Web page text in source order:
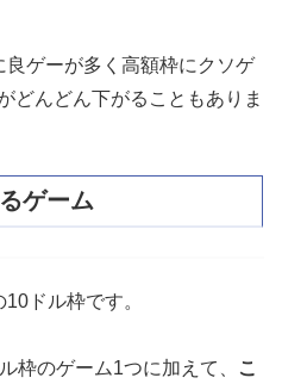
良ゲーが多く高額枠にクソゲ
どんどん下がることもありま
ゲーム
ドル枠です。
枠のゲーム1つに加えて、
こ